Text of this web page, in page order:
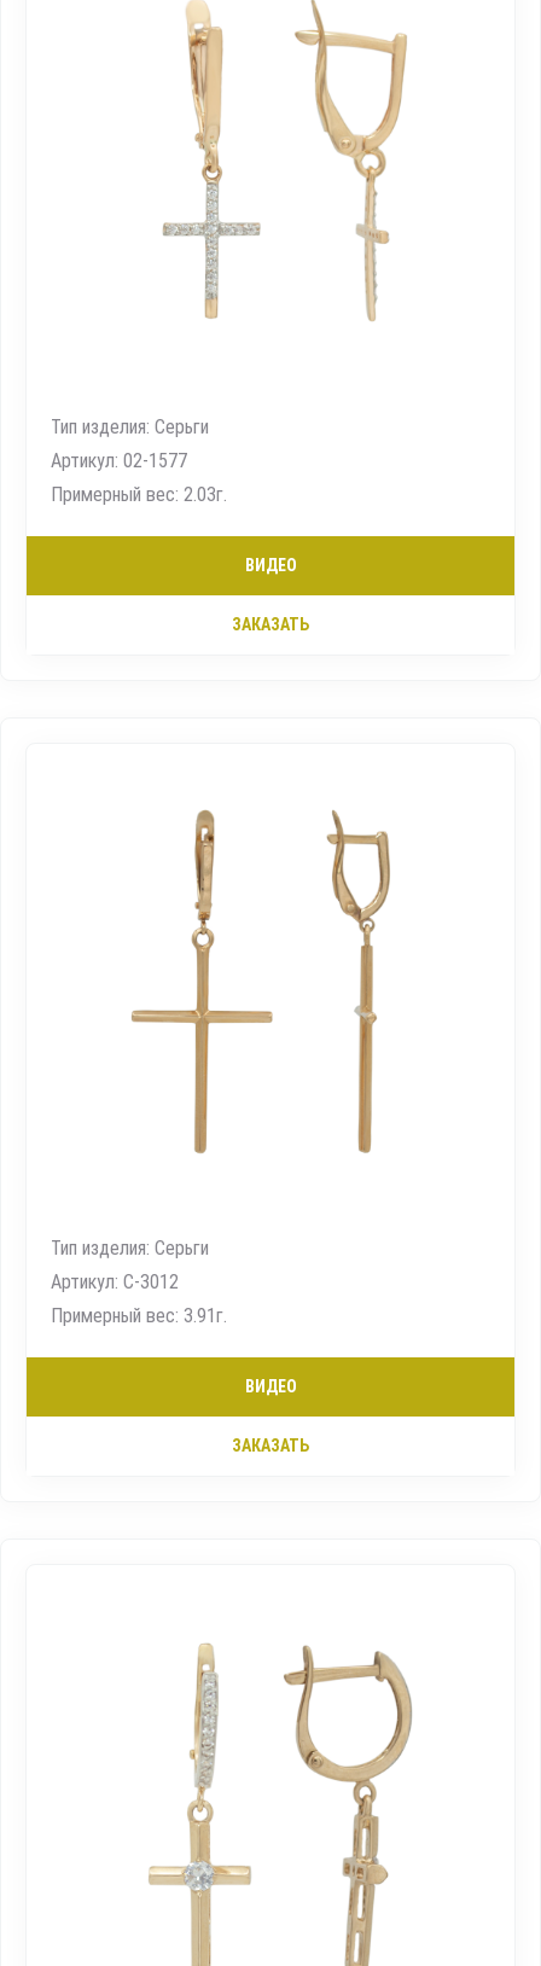
Тип изделия: Серьги
Артикул: 02-1577
Примерный вес: 2.03г.
ВИДЕО
ЗАКАЗАТЬ
Тип изделия: Серьги
Артикул: С-3012
Примерный вес: 3.91г.
ВИДЕО
ЗАКАЗАТЬ